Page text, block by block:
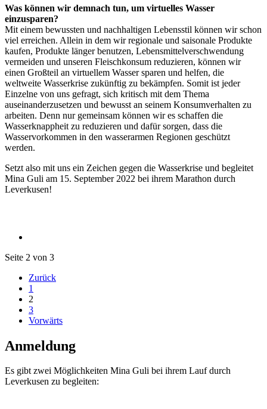
Was können wir demnach tun, um virtuelles Wasser
einzusparen?
Mit einem bewussten und nachhaltigen Lebensstil können wir schon
viel erreichen. Allein in dem wir regionale und saisonale Produkte
kaufen, Produkte länger benutzen, Lebensmittelverschwendung
vermeiden und unseren Fleischkonsum reduzieren, können wir
einen Großteil an virtuellem Wasser sparen und helfen, die
weltweite Wasserkrise zukünftig zu bekämpfen. Somit ist jeder
Einzelne von uns gefragt, sich kritisch mit dem Thema
auseinanderzusetzen und bewusst an seinem Konsumverhalten zu
arbeiten. Denn nur gemeinsam können wir es schaffen die
Wasserknappheit zu reduzieren und dafür sorgen, dass die
Wasservorkommen in den wasserarmen Regionen geschützt
werden.
Setzt also mit uns ein Zeichen gegen die Wasserkrise und begleitet
Mina Guli am 15. September 2022 bei ihrem Marathon durch
Leverkusen!
Seite 2 von 3
Zurück
1
2
3
Vorwärts
Anmeldung
Es gibt zwei Möglichkeiten Mina Guli bei ihrem Lauf durch
Leverkusen zu begleiten: